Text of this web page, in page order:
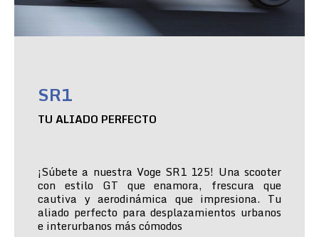
SR1
TU ALIADO PERFECTO
¡Súbete a nuestra Voge SR1 125! Una scooter
con estilo GT que enamora, frescura que
cautiva y aerodinámica que impresiona. Tu
aliado perfecto para desplazamientos urbanos
e interurbanos más cómodos